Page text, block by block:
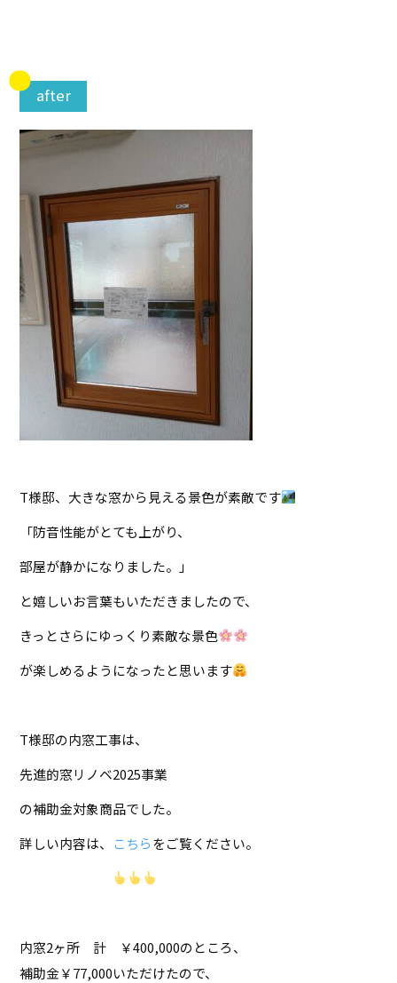
after
T様邸、大きな窓から見える景色が素敵です
「防音性能がとても上がり、
部屋が静かになりました。」
と嬉しいお言葉もいただきましたので、
きっとさらにゆっくり素敵な景色
が楽しめるようになったと思います
T様邸の内窓工事は、
先進的窓リノベ2025事業
の補助金対象商品でした。
詳しい内容は、
こちらをご覧ください。
内窓2ヶ所 計 ￥400,000のところ、
補助金￥77,000いただけたので、